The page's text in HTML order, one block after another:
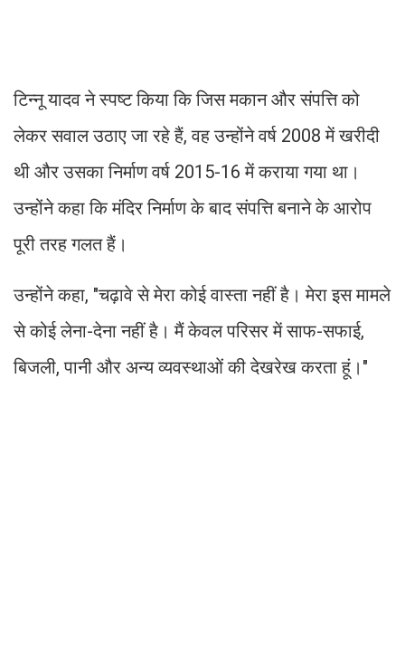
टिन्नू यादव ने स्पष्ट किया कि जिस मकान और संपत्ति को
लेकर सवाल उठाए जा रहे हैं, वह उन्होंने वर्ष 2008 में खरीदी
थी और उसका निर्माण वर्ष 2015-16 में कराया गया था।
उन्होंने कहा कि मंदिर निर्माण के बाद संपत्ति बनाने के आरोप
पूरी तरह गलत हैं।
उन्होंने कहा, "चढ़ावे से मेरा कोई वास्ता नहीं है। मेरा इस मामले
से कोई लेना-देना नहीं है। मैं केवल परिसर में साफ-सफाई,
बिजली, पानी और अन्य व्यवस्थाओं की देखरेख करता हूं।"